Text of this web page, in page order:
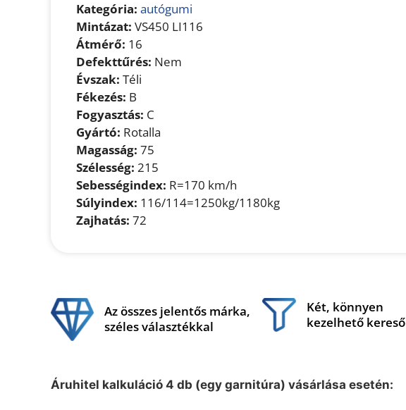
Kategória: autógumi
Mintázat: VS450 LI116
Átmérő: 16
Defekttűrés: Nem
Évszak: Téli
Fékezés: B
Fogyasztás: C
Gyártó: Rotalla
Magasság: 75
Szélesség: 215
Sebességindex: R=170 km/h
Súlyindex: 116/114=1250kg/1180kg
Zajhatás: 72
Az összes jelentős márka,
széles választékkal
Két, könnyen
kezelhető kereső
Áruhitel kalkuláció 4 db (egy garnitúra) vásárlása esetén: